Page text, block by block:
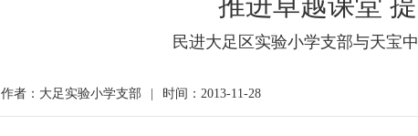
民进大足区实验小学支部与天宝
作者：大足实验小学支部 时间：2013-11-28